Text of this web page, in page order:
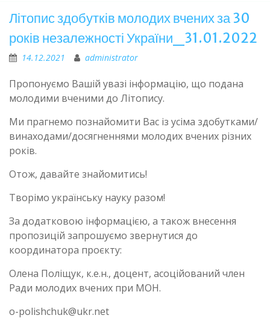
Літопис здобутків молодих вчених за 30
років незалежності України_31.01.2022
14.12.2021 administrator
Пропонуємо Вашій увазі інформацію, що подана
молодими вченими до Літопису.
Ми прагнемо познайомити Вас із усіма здобутками/
винаходами/досягненнями молодих вчених різних
років.
Отож, давайте знайомитись!
Творімо українську науку разом!
За додатковою інформацією, а також внесення
пропозицій запрошуємо звернутися до
координатора проєкту:
Олена Поліщук, к.е.н., доцент, асоційований член
Ради молодих вчених при МОН.
o-polishchuk@ukr.net